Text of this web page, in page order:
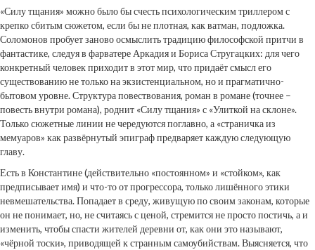
«Силу тщания» можно было бы счесть психологическим триллером с
крепко сбитым сюжетом, если бы не плотная, как ватман, подложка.
Соломонов пробует заново осмыслить традицию философской притчи в
фантастике, следуя в фарватере Аркадия и Бориса Стругацких: для чего
конкретный человек приходит в этот мир, что придаёт смысл его
существованию не только на экзистенциальном, но и прагматично-
бытовом уровне. Структура повествования, роман в романе (точнее –
повесть внутри романа), роднит «Силу тщания» с «Улиткой на склоне».
Только сюжетные линии не чередуются поглавно, а «страничка из
мемуаров» как развёрнутый эпиграф предваряет каждую следующую
главу.
Есть в Константине (действительно «постоянном» и «стойком», как
предписывает имя) и что-то от прогрессора, только лишённого этики
невмешательства. Попадает в среду, живущую по своим законам, которые
он не понимает, но, не считаясь с ценой, стремится не просто постичь, а и
изменить, чтобы спасти жителей деревни от, как они это называют,
«чёрной тоски», приводящей к странным самоубийствам. Выясняется, что